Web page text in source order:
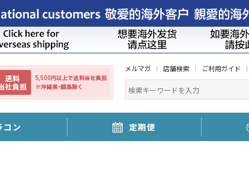
メルマガ 店舗検索 ご利用ガイド
コン 定期便